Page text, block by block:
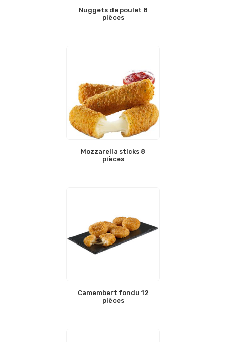
Nuggets de poulet 8
pièces
Mozzarella sticks 8
pièces
Camembert fondu 12
pièces